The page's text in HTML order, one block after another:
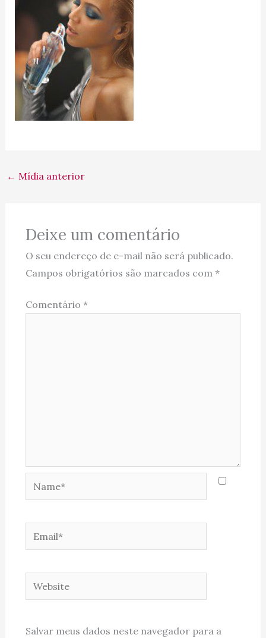
← Mídia anterior
Deixe um comentário
O seu endereço de e-mail não será publicado.
Campos obrigatórios são marcados com *
Comentário *
Name*
Email*
Website
Salvar meus dados neste navegador para a